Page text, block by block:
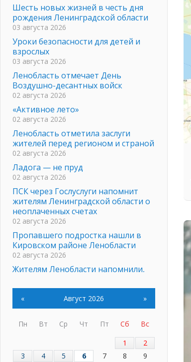
Шесть новых жизней в честь дня
рождения Ленинградской области
03 августа 2026
Уроки безопасности для детей и
взрослых
03 августа 2026
Ленобласть отмечает День
Воздушно-десантных войск
02 августа 2026
«Активное лето»
02 августа 2026
Ленобласть отметила заслуги
жителей перед регионом и страной
02 августа 2026
Ладога — не пруд
02 августа 2026
ПСК через Гослуслуги напомнит
жителям Ленинградской области о
неоплаченных счетах
02 августа 2026
Пропавшего подростка нашли в
Кировском районе Ленобласти
02 августа 2026
Жителям Ленобласти напомнили,
02 августа 2026
В Ивангороде назвали новых
области
02 августа 2026
« Август 2026 »
Пн Вт Ср Чт Пт Сб
Вс
1
2
3
4 5 6 7 8
9